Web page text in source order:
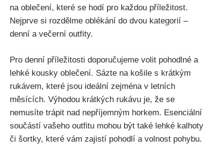
na ‌oblečení, které se hodí pro každou příležitost.
Nejprve si rozdělme​ oblékání do dvou kategorií –
denní a večerní outfity.
Pro denní příležitosti ‍doporučujeme volit‍ pohodlné⁢ a
lehké kousky oblečení. ⁢Sázte na košile s ​krátkým⁤
rukávem, ⁣které jsou ⁣ideální zejména ‍v letních⁣
měsících. Výhodou krátkých rukávu je, že se
nemusíte trápit⁤ nad nepříjemným ⁤horkem. Esenciální
součástí vašeho outfitu mohou být také lehké kalhoty
či šortky, které vám zajistí ⁣pohodlí a volnost pohybu.